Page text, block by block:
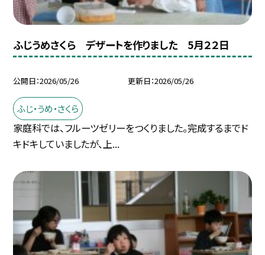
ふじうめさくら デザートを作りました 5月２２日
公開日 2026/05/26 更新日 2026/05/26
ふじ・うめ・さくら
家庭科では、フルーツゼリーをつくりました。完成するまでド
キドキしていましたが、上...